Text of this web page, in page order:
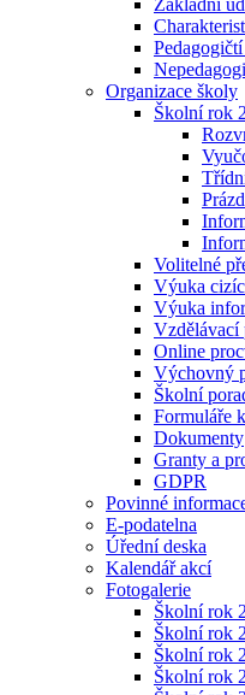
Základní
Organizace školy
Školní rok
Volitelné
Výuka
Výuka
Vzdělávací
Online
Výchovný
Školní
Formuláře
Dokumenty
Granty a
GDPR
Povinné
E-podatelna
Úřední deska
Kalendář akcí
Fotogalerie
Školní rok
Školní rok
Školní rok
Školní rok